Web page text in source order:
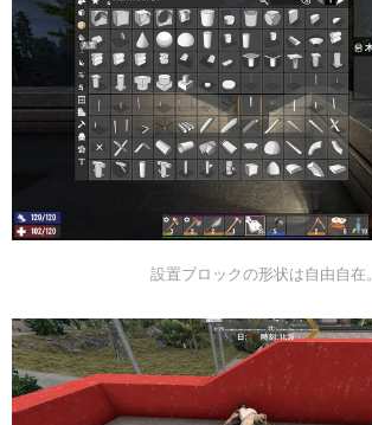
設置ブロックの形状は自由自在。